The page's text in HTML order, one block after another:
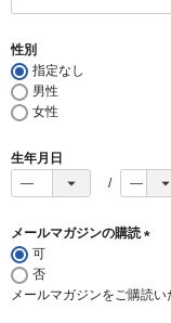
性別
指定なし
男性
女性
生年月日
メールマガジンの購読
須
可
否
メールマガジンをご購読